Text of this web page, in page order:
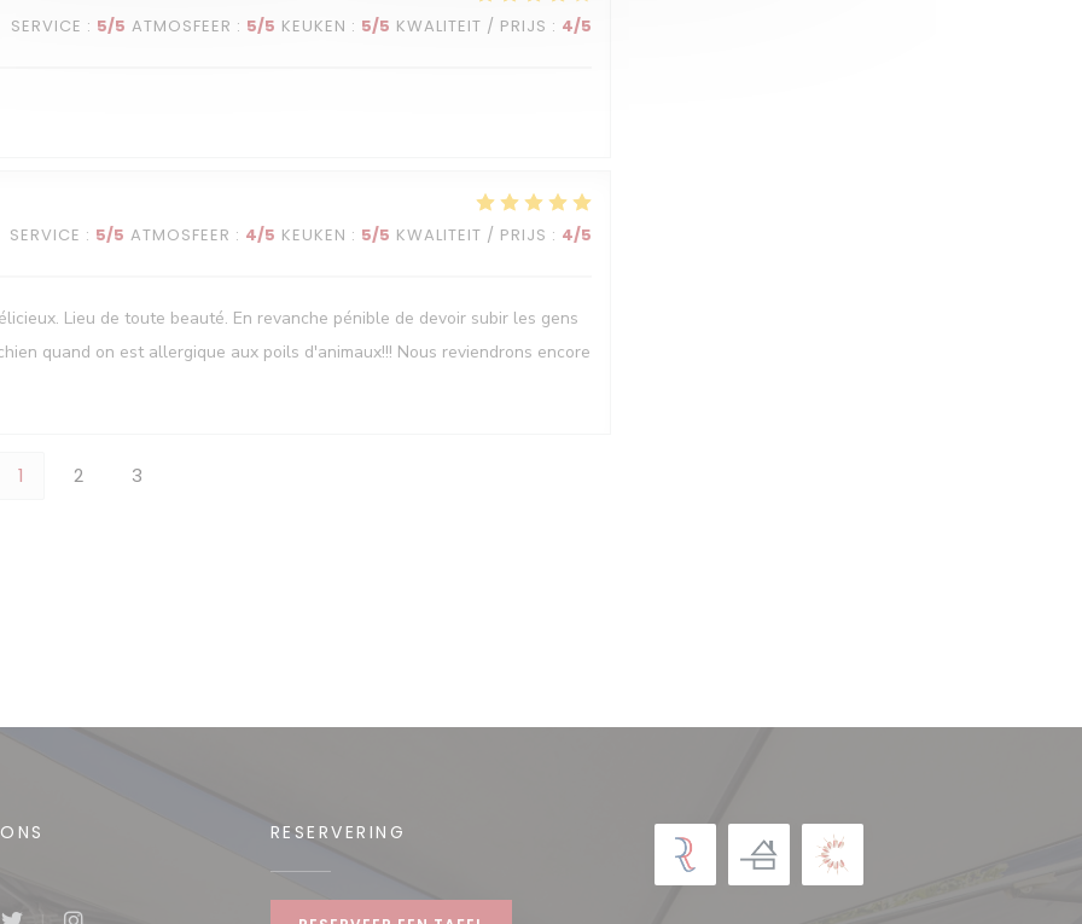
SERVICE : 5/5 ATMOSFEER : 5/5 KEUKEN : 5/5 KWALITEIT / PRIJS : 4/5
SERVICE : 5/5 ATMOSFEER : 4/5 KEUKEN : 5/5 KWALITEIT / PRIJS : 4/5
Lieu de toute beauté. En revanche pénible de devoir subir les gens
quand on est allergique aux poils d'animaux!!! Nous reviendrons encore
1 2 3
RESERVERING